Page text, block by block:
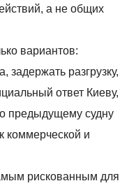
а не общих
вариантов:
задержать разгрузку,
ответ Киеву,
предыдущему судну
коммерческой и
рискованным для